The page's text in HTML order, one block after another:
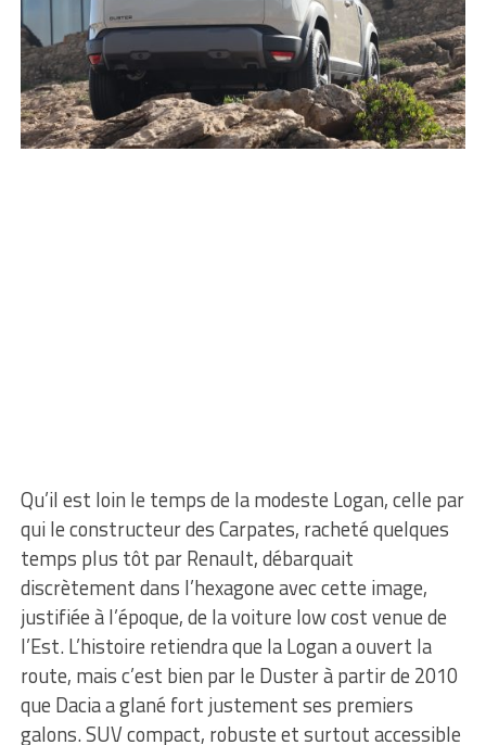
Qu’il est loin le temps de la modeste Logan, celle par
qui le constructeur des Carpates, racheté quelques
temps plus tôt par Renault, débarquait
discrètement dans l’hexagone avec cette image,
justifiée à l’époque, de la voiture low cost venue de
l’Est. L’histoire retiendra que la Logan a ouvert la
route, mais c’est bien par le Duster à partir de 2010
que Dacia a glané fort justement ses premiers
galons. SUV compact, robuste et surtout accessible